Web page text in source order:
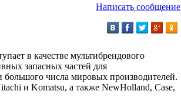
Написать сообщение
в качестве мультибрендового
запасных частей для
большого числа мировых производителей.
и Komatsu, а также NewHolland, Case,